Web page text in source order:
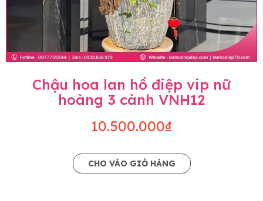
Chậu hoa lan hồ điệp vip nữ
hoàng 3 cành VNH12
10.500.000₫
CHO VÀO GIỎ HÀNG